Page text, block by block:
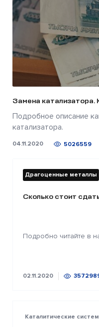
Замена катализатора.
Подробное описание
катализатора.
04.11.2020 5026559
Драгоценные металлы
Сколько стоит
Подробно читайте в
02.11.2020
Каталитические